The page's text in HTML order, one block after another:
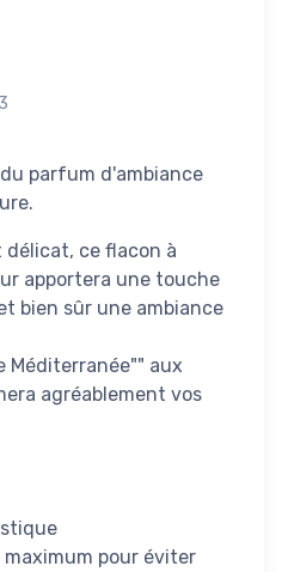
parfum d'ambiance
ce flacon à
apportera une touche
bien sûr une ambiance
Méditerranée"" aux
agréablement vos
maximum pour éviter